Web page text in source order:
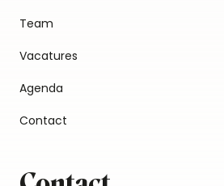
Team
Vacatures
Agenda
Contact